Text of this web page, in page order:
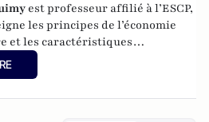
est professeur affilié à l’ESCP,
les principes de l’économie
et les caractéristiques
des marchés de capitaux.